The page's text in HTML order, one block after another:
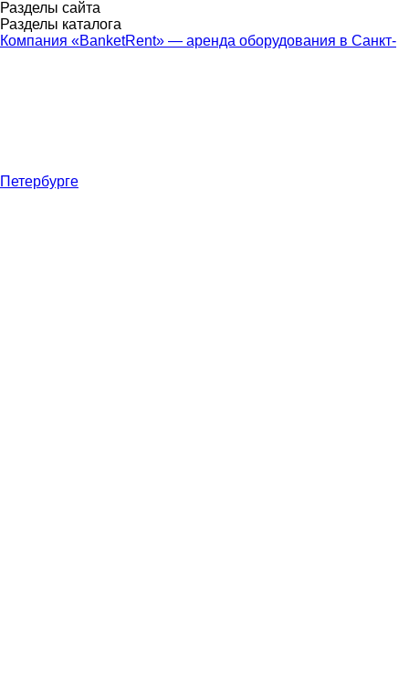
Разделы сайта
Разделы каталога
Компания «BanketRent» — аренда оборудования в Санкт-
Петербурге